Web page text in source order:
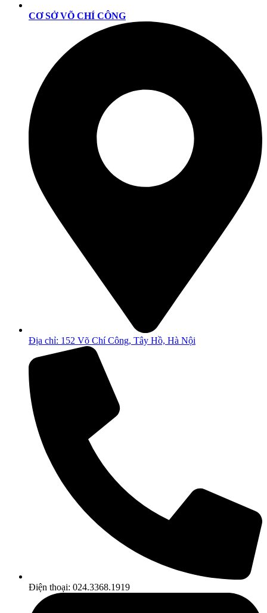
CƠ SỞ VÕ CHÍ CÔNG
Địa chỉ: 152 Võ Chí Công, Tây Hồ, Hà Nội
Điện thoại: 024.3368.1919